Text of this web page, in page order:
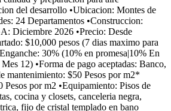
del desarrollo •Ubicacion: Montes de
24 Departamentos •Construccion:
Diciembre 2026 •Precio: Desde
$10,000 pesos (7 dias maximo para
30% (10% en promesa|10% En
12) •Forma de pago aceptadas: Banco,
mantenimiento: $50 Pesos por m2*
Pesos por m2 •Equipamiento: Pisos de
cocina y closets, canceleria negra,
fijo de cristal templado en bano